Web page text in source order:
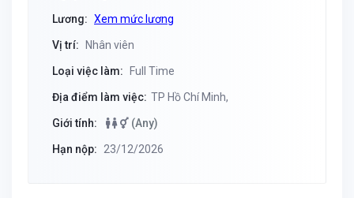
Lương: Xem mức lương
Vị trí: Nhân viên
Loại việc làm: Full Time
Địa điểm làm việc: TP Hồ Chí Minh,
Giới tính: (Any)
Hạn nộp: 23/12/2026